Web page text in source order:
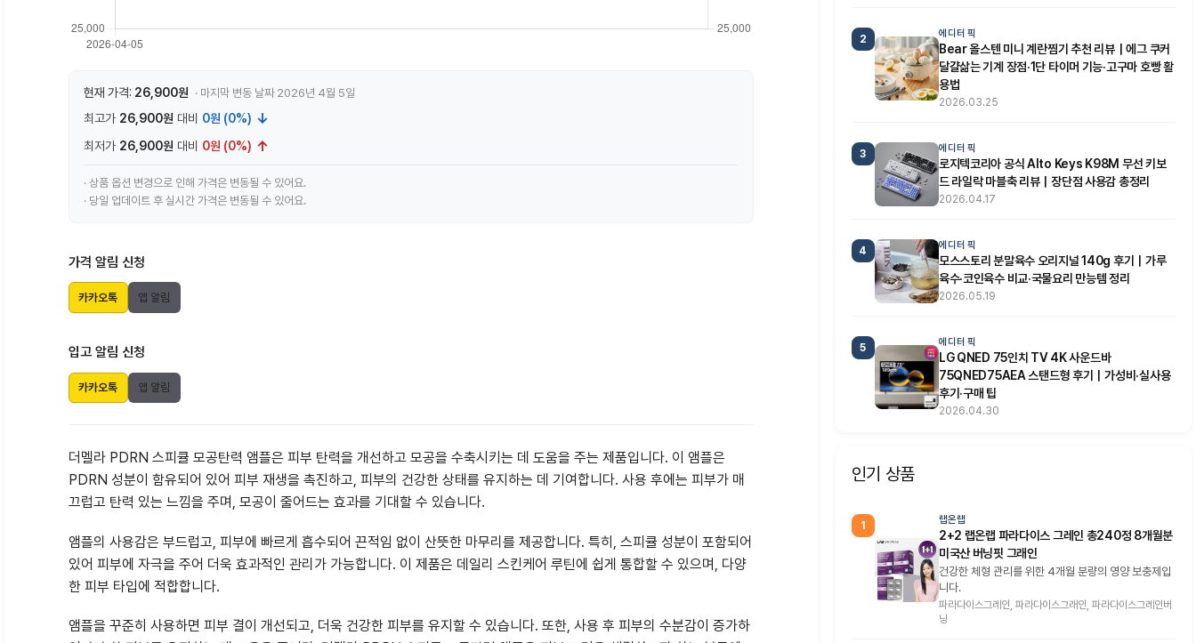
현재 가격: 26,900원 · 마지막 변동 날짜 2026년 4월 5일
최고가 26,900원 대비 0원 (0%) ↓
최저가 26,900원 대비 0원 (0%) ↑
· 상품 옵션 변경으로 인해 가격은 변동될 수 있어요.
· 당일 업데이트 후 실시간 가격은 변동될 수 있어요.
가격 알림 신청
카카오톡 앱 알림
입고 알림 신청
카카오톡 앱 알림
더멜라 PDRN 스피큘 모공탄력 앰플은 피부 탄력을 개선하고 모공을 수축시키는 데 도움을 주는 제품입니다. 이 앰플은
PDRN 성분이 함유되어 있어 피부 재생을 촉진하고, 피부의 건강한 상태를 유지하는 데 기여합니다. 사용 후에는 피부가 매
끄럽고 탄력 있는 느낌을 주며, 모공이 줄어드는 효과를 기대할 수 있습니다.
앰플의 사용감은 부드럽고, 피부에 빠르게 흡수되어 끈적임 없이 산뜻한 마무리를 제공합니다. 특히, 스피큘 성분이 포함되어
있어 피부에 자극을 주어 더욱 효과적인 관리가 가능합니다. 이 제품은 데일리 스킨케어 루틴에 쉽게 통합할 수 있으며, 다양
한 피부 타입에 적합합니다.
앰플을 꾸준히 사용하면 피부 결이 개선되고, 더욱 건강한 피부를 유지할 수 있습니다. 또한, 사용 후 피부의 수분감이 증가하
2 에디터 픽
Bear 올스텐 미니 계란찜기 추천 리뷰｜에그 쿠커
달걀삶는 기계 장점·1단 타이머 기능·고구마 호빵 활
용법
2026.03.25
3 에디터 픽
로지텍코리아 공식 Alto Keys K98M 무선 키보
드 라일락 마블축 리뷰｜장단점 사용감 총정리
2026.04.17
4 에디터 픽
모스스토리 분말육수 오리지널 140g 후기｜가루
육수·코인육수 비교·국물요리 만능템 정리
2026.05.19
5 에디터 픽
LG QNED 75인치 TV 4K 사운드바
75QNED75AEA 스탠드형 후기｜가성비·실사용
후기·구매 팁
2026.04.30
인기 상품
1 랩온랩
2+2 랩온랩 파라다이스 그레인 총240정 8개월분
미국산 버닝핏 그래인
건강한 체형 관리를 위한 4개월 분량의 영양 보충제입
니다.
파라다이스그레인, 파라다이스그래인, 파라다이스그레인버
닝